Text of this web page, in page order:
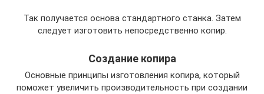
Так получается основа стандартного станка. Затем
следует изготовить непосредственно копир.
Создание копира
Основные принципы изготовления копира, который
поможет увеличить производительность при создании